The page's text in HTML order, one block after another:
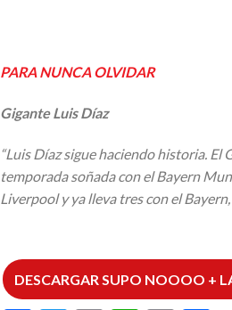
PARA NUNCA OLVIDAR
Gigante Luis Díaz
“Luis Díaz sigue haciendo historia.
temporada soñada con el Bayern
Liverpool y ya lleva tres con el
DESCARGAR SUPO NOOOO +